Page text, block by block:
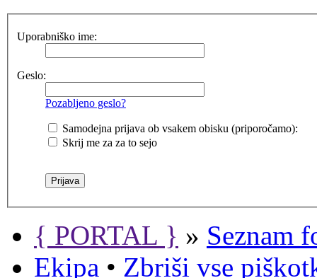
Uporabniško ime:
Geslo:
Pozabljeno geslo?
Samodejna prijava ob vsakem obisku (priporočamo):
Skrij me za za to sejo
{ PORTAL } » Seznam
Ekipa • Zbriši vse